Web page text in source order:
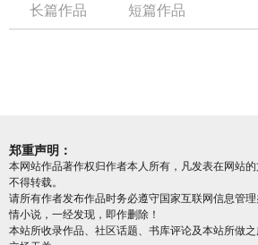
长篇作品 短篇作品
郑重声明：
本网站作品著作权归作者本人所有，凡发表在网站
不得转载。
请所有作者发布作品时务必遵守国家互联网信息管
情小说，一经发现，即作删除！
本站所收录作品、社区话题、书库评论及本站所做